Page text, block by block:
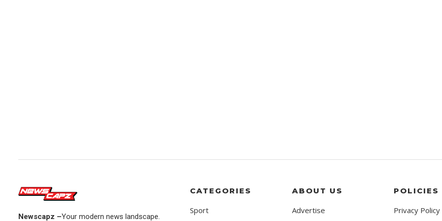
Newscapz –Your modern news landscape.
CATEGORIES
Sport
ABOUT US
Advertise
POLICIES
Privacy Policy